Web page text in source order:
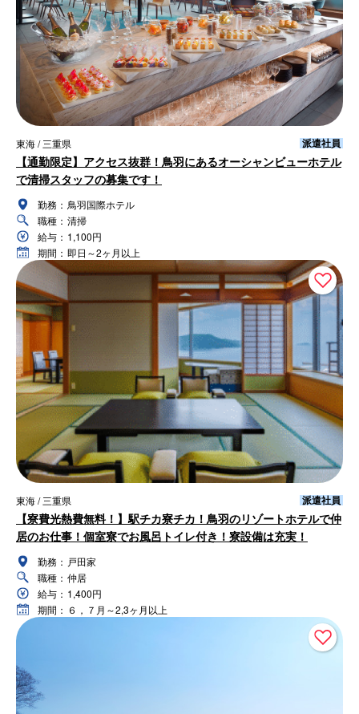
東海 / 三重県 派遣社員
【通勤限定】アクセス抜群！鳥羽にあるオーシャンビューホテル
で清掃スタッフの募集です！
勤務： 鳥羽国際ホテル
職種： 清掃
給与： 1,100円
期間： 即日～2ヶ月以上
東海 / 三重県 派遣社員
【寮費光熱費無料！】駅チカ寮チカ！鳥羽のリゾートホテルで仲
居のお仕事！個室寮でお風呂トイレ付き！寮設備は充実！
勤務： 戸田家
職種： 仲居
給与： 1,400円
期間： ６，７月～2,3ヶ月以上